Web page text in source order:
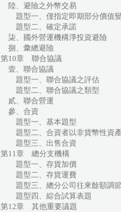
陸、避險之外幣交易
題型一、僅指定即期部分價值
題型二、確定承諾
柒、國外營運機構淨投資避險
捌、彙總避險
第10章 聯合協議
壹、聯合協議
題型一、聯合協議之評估
題型二、聯合協議之類型
貳、聯合營運
參、合資
題型一、基本題型
題型二、合資者以非貨幣性資
題型三、出售合資
第11章 總分支機構
題型一、存貨加價
題型二、存貨運費
題型三、總分公司往來餘額調
題型四、綜合試算表題
第12章 其他重要議題